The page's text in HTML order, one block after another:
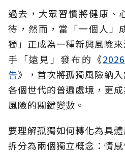
過去，大眾習慣將健康、
待，然而，當「一個人」
獨」正成為一種新興風險
手「遠見」發布的《
告》，首次將孤獨風險納
各個世代的普遍處境，更
風險的關鍵變數。
要理解孤獨如何轉化為具體
拆分為兩個獨立概念：情